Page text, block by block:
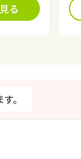
る
。